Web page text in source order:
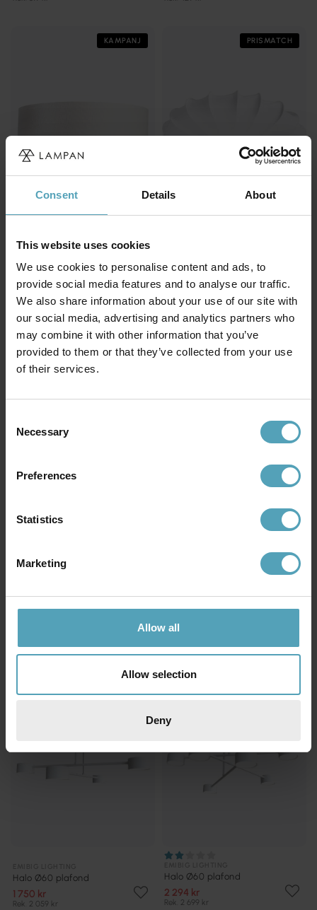
Consent Details About
This website uses cookies
We use cookies to personalise content and ads, to
provide social media features and to analyse our traffic.
We also share information about your use of our site with
our social media, advertising and analytics partners who
may combine it with other information that you’ve
provided to them or that they’ve collected from your use
of their services.
Selection
Necessary
Preferences
Statistics
Marketing
Allow all
Allow selection
Deny
KAMPANJ
COTTEX
Abbie Ø50 plafond
799 kr
PRISMATCH
1 469 kr
Andra köpte även
Halo Ø60 plafond
1 750 kr
Halo Ø60 plafond
2 294 kr
Rek. 2 699 kr
Halo Ø60 plafond
1 750 kr
Rek. 2 059 kr
Halo Ø60 plafond
2 294 kr
Rek. 2 699 kr